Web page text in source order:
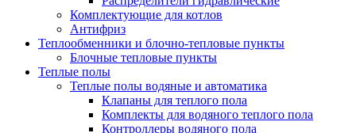
Комплектующие для котлов
Антифриз
Теплообменники и блочно-тепловые пункты
Блочные тепловые пункты
Теплые полы
Теплые полы водяные и автоматика
Клапаны для теплого пола
Комплекты для водяного теплого пола
Контроллеры водяного пола